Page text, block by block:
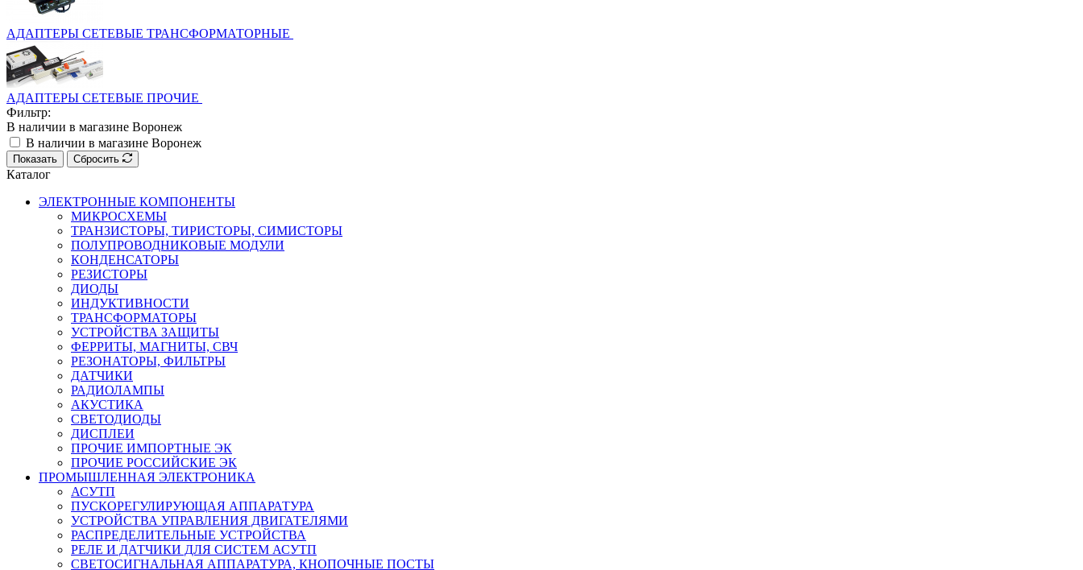
АДАПТЕРЫ СЕТЕВЫЕ ТРАНСФОРМАТОРНЫЕ
АДАПТЕРЫ СЕТЕВЫЕ ПРОЧИЕ
Фильтр:
В наличии в магазине Воронеж
В наличии в магазине Воронеж
Показать Сбросить
Каталог
ЭЛЕКТРОННЫЕ КОМПОНЕНТЫ
МИКРОСХЕМЫ
ТРАНЗИСТОРЫ, ТИРИСТОРЫ, СИМИСТОРЫ
ПОЛУПРОВОДНИКОВЫЕ МОДУЛИ
КОНДЕНСАТОРЫ
РЕЗИСТОРЫ
ДИОДЫ
ИНДУКТИВНОСТИ
ТРАНСФОРМАТОРЫ
УСТРОЙСТВА ЗАЩИТЫ
ФЕРРИТЫ, МАГНИТЫ, СВЧ
РЕЗОНАТОРЫ, ФИЛЬТРЫ
ДАТЧИКИ
РАДИОЛАМПЫ
АКУСТИКА
СВЕТОДИОДЫ
ДИСПЛЕИ
ПРОЧИЕ ИМПОРТНЫЕ ЭК
ПРОЧИЕ РОССИЙСКИЕ ЭК
ПРОМЫШЛЕННАЯ ЭЛЕКТРОНИКА
АСУТП
ПУСКОРЕГУЛИРУЮЩАЯ АППАРАТУРА
УСТРОЙСТВА УПРАВЛЕНИЯ ДВИГАТЕЛЯМИ
РАСПРЕДЕЛИТЕЛЬНЫЕ УСТРОЙСТВА
РЕЛЕ И ДАТЧИКИ ДЛЯ СИСТЕМ АСУТП
СВЕТОСИГНАЛЬНАЯ АППАРАТУРА, КНОПОЧНЫЕ ПОСТЫ